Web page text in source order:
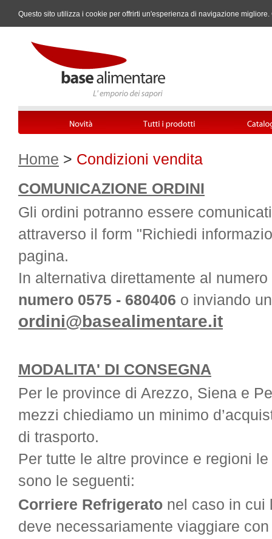
Questo sito utilizza i cookie per offrirti un'esperienza di navigazione
Home > Condizioni vendita
COMUNICAZIONE ORDINI
Gli ordini potranno essere
attraverso il form "Richiedi
pagina.
In alternativa direttamente al
numero 0575 - 680406 o inviando
ordini@basealimentare.it
MODALITA' DI CONSEGNA
Per le province di Arezzo, Siena e
mezzi chiediamo un minimo
di trasporto.
Per tutte le altre province e regioni
sono le seguenti:
Corriere Refrigerato nel caso in cui
deve necessariamente viaggiare